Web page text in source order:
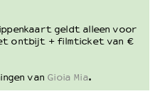
VNPF
geldt alleen voor
ontbijt + filmticket van €
van Gioia Mia.